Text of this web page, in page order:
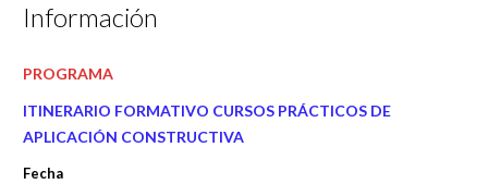
Información
PROGRAMA
ITINERARIO FORMATIVO CURSOS PRÁCTICOS DE
APLICACIÓN CONSTRUCTIVA
Fecha